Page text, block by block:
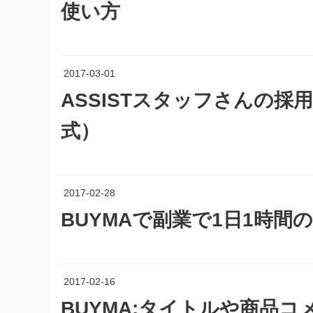
使い方
2017-03-01
ASSISTスタッフさんの採
式）
2017-02-28
BUYMAで副業で1日1時間
2017-02-16
BUYMA:タイトルや商品コ